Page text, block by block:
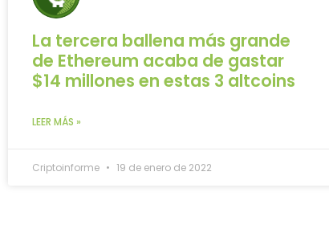
La tercera ballena más grande
de Ethereum acaba de gastar
$14 millones en estas 3 altcoins
LEER MÁS »
Criptoinforme 19 de enero de 2022